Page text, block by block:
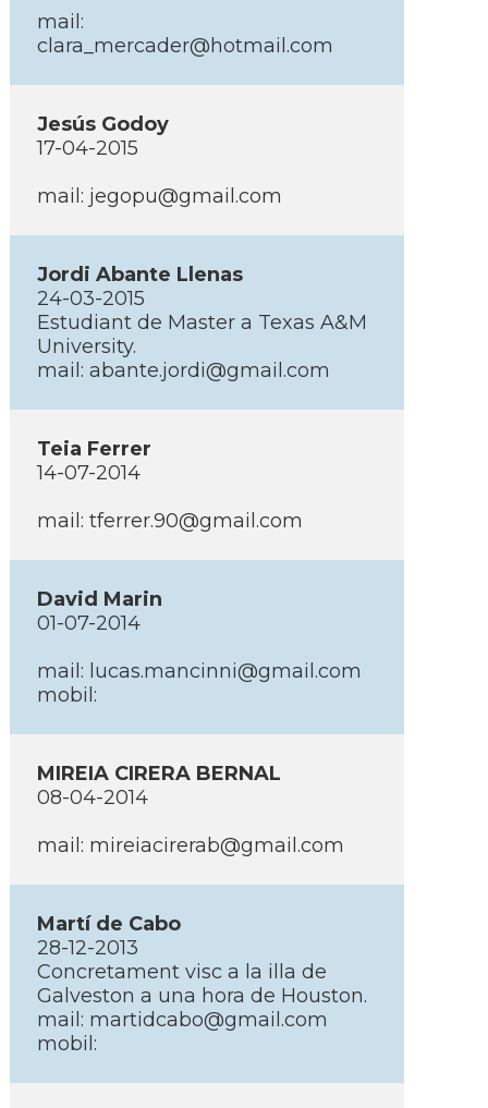
mail:
clara_mercader@hotmail.com
Jesús Godoy
17-04-2015
mail: jegopu@gmail.com
Jordi Abante Llenas
24-03-2015
Estudiant de Master a Texas A&M
University.
mail: abante.jordi@gmail.com
Teia Ferrer
14-07-2014
mail: tferrer.90@gmail.com
David Marin
01-07-2014
mail: lucas.mancinni@gmail.com
mobil:
MIREIA CIRERA BERNAL
08-04-2014
mail: mireiacirerab@gmail.com
Martí­ de Cabo
28-12-2013
Concretament visc a la illa de
Galveston a una hora de Houston.
mail: martidcabo@gmail.com
mobil: